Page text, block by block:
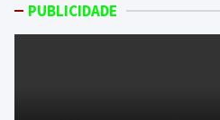
PUBLICIDADE